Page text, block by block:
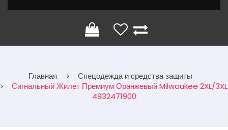
Главная
Спецодежда и средства защиты
Сигнальный Жилет Премиум Оранжевый Milwaukee 2XL/3XL
4932471900